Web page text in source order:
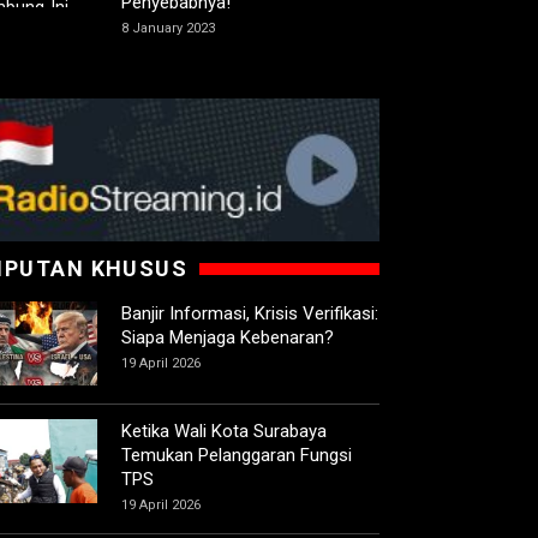
8 January 2023
KHUSUS
Banjir Informasi, Krisis Verifikasi:
Siapa Menjaga Kebenaran?
19 April 2026
Ketika Wali Kota Surabaya
Temukan Pelanggaran Fungsi
TPS
19 April 2026